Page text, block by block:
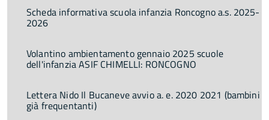
Scheda informativa scuola infanzia Roncogno a.s. 2025-
2026
Volantino ambientamento gennaio 2025 scuole
dell'infanzia ASIF CHIMELLI: RONCOGNO
Lettera Nido Il Bucaneve avvio a. e. 2020 2021 (bambini
già frequentanti)